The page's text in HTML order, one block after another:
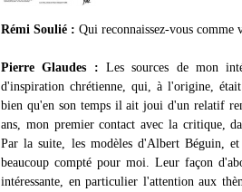
Rémi Soulié : Qui reconnaissez-vous
Pierre Glaudes : Les sources de mon
d'inspiration chrétienne, qui, à l'origine,
bien qu'en son temps il ait joui d'un relatif
ans, mon premier contact avec la critique,
Par la suite, les modèles d'Albert Béguin,
beaucoup compté pour moi. Leur façon
intéressante, en particulier l'attention aux